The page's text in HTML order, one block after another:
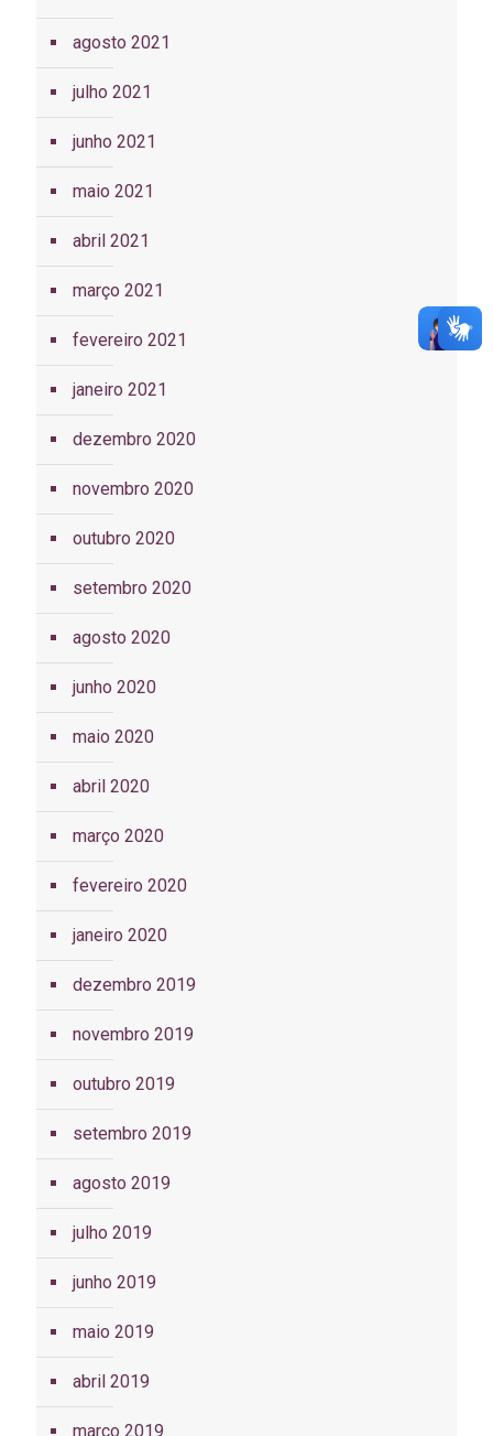
agosto 2021
julho 2021
junho 2021
maio 2021
abril 2021
março 2021
fevereiro 2021
janeiro 2021
dezembro 2020
novembro 2020
outubro 2020
setembro 2020
agosto 2020
junho 2020
maio 2020
abril 2020
março 2020
fevereiro 2020
janeiro 2020
dezembro 2019
novembro 2019
outubro 2019
setembro 2019
agosto 2019
julho 2019
junho 2019
maio 2019
abril 2019
março 2019